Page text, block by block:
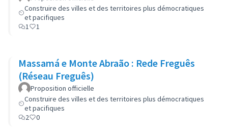
Construire des villes et des territoires plus démocratiques
et pacifiques
1
1
Massamá e Monte Abraão : Rede Freguês
(Réseau Freguês)
Proposition officielle
Construire des villes et des territoires plus démocratiques
et pacifiques
2
0